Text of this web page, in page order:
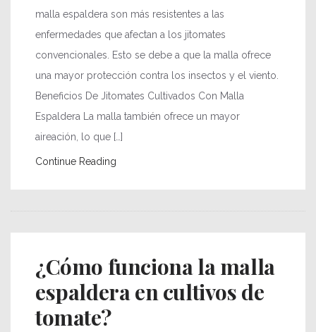
malla espaldera son más resistentes a las
enfermedades que afectan a los jitomates
convencionales. Esto se debe a que la malla ofrece
una mayor protección contra los insectos y el viento.
Beneficios De Jitomates Cultivados Con Malla
Espaldera La malla también ofrece un mayor
aireación, lo que […]
Continue Reading
¿Cómo funciona la malla
espaldera en cultivos de
tomate?